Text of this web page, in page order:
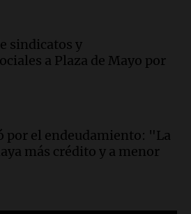
de Agostina Vega, tras
"En esa casa
que ver"
derribó el mito
ideal: qué alimentos
sindicatos y
a Plaza de Mayo por
por el endeudamiento: "La
más crédito y a menor